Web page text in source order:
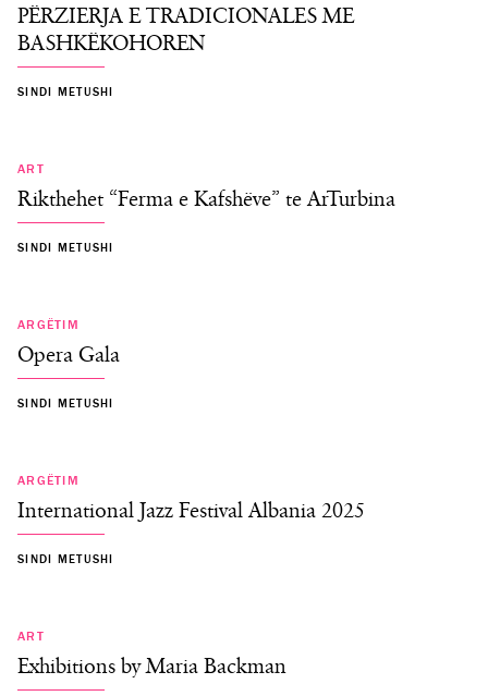
PËRZIERJA E TRADICIONALES ME
BASHKËKOHOREN
SINDI METUSHI
ART
Rikthehet “Ferma e Kafshëve” te ArTurbina
SINDI METUSHI
ARGËTIM
Opera Gala
SINDI METUSHI
ARGËTIM
International Jazz Festival Albania 2025
SINDI METUSHI
ART
Exhibitions by Maria Backman